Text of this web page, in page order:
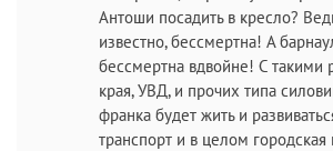
Антоши посадить в кресло?
известно, бессмертна! А
бессмертна вдвойне! С такими
края, УВД, и прочих типа
франка будет жить и
транспорт и в целом городская